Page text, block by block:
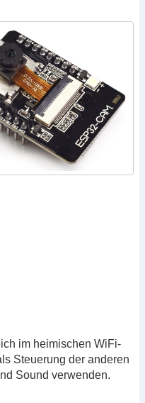
im heimischen WiFi-
Steuerung der anderen
Sound verwenden.